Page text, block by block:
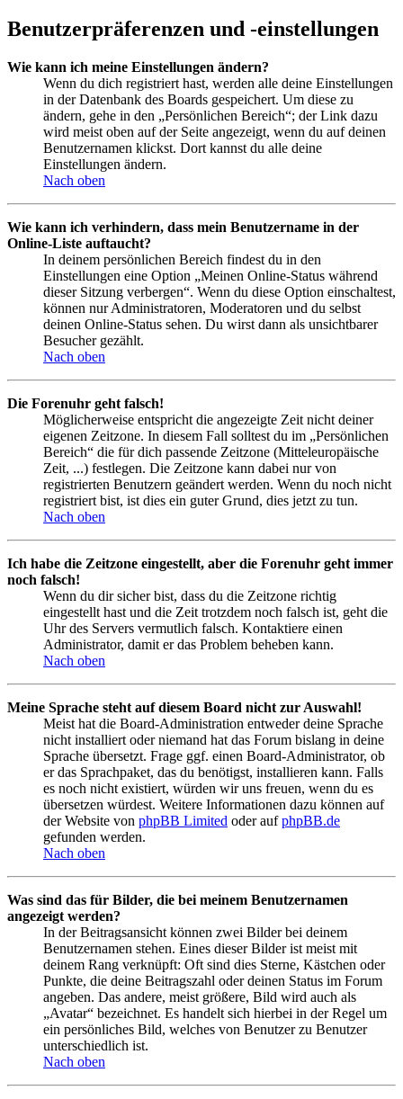
Benutzerpräferenzen und -einstellungen
Wie kann ich meine Einstellungen ändern?
Wenn du dich registriert hast, werden alle deine Einstellungen
in der Datenbank des Boards gespeichert. Um diese zu
ändern, gehe in den „Persönlichen Bereich“; der Link dazu
wird meist oben auf der Seite angezeigt, wenn du auf deinen
Benutzernamen klickst. Dort kannst du alle deine
Einstellungen ändern.
Nach oben
Wie kann ich verhindern, dass mein Benutzername in der
Online-Liste auftaucht?
In deinem persönlichen Bereich findest du in den
Einstellungen eine Option „Meinen Online-Status während
dieser Sitzung verbergen“. Wenn du diese Option einschaltest,
können nur Administratoren, Moderatoren und du selbst
deinen Online-Status sehen. Du wirst dann als unsichtbarer
Besucher gezählt.
Nach oben
Die Forenuhr geht falsch!
Möglicherweise entspricht die angezeigte Zeit nicht deiner
eigenen Zeitzone. In diesem Fall solltest du im „Persönlichen
Bereich“ die für dich passende Zeitzone (Mitteleuropäische
Zeit, ...) festlegen. Die Zeitzone kann dabei nur von
registrierten Benutzern geändert werden. Wenn du noch nicht
registriert bist, ist dies ein guter Grund, dies jetzt zu tun.
Nach oben
Ich habe die Zeitzone eingestellt, aber die Forenuhr geht immer
noch falsch!
Wenn du dir sicher bist, dass du die Zeitzone richtig
eingestellt hast und die Zeit trotzdem noch falsch ist, geht die
Uhr des Servers vermutlich falsch. Kontaktiere einen
Administrator, damit er das Problem beheben kann.
Nach oben
Meine Sprache steht auf diesem Board nicht zur Auswahl!
Meist hat die Board-Administration entweder deine Sprache
nicht installiert oder niemand hat das Forum bislang in deine
Sprache übersetzt. Frage ggf. einen Board-Administrator, ob
er das Sprachpaket, das du benötigst, installieren kann. Falls
es noch nicht existiert, würden wir uns freuen, wenn du es
übersetzen würdest. Weitere Informationen dazu können auf
der Website von phpBB Limited oder aufphpBB.de
gefunden werden.
Nach oben
Was sind das für Bilder, die bei meinem Benutzernamen
angezeigt werden?
In der Beitragsansicht können zwei Bilder bei deinem
Benutzernamen stehen. Eines dieser Bilder ist meist mit
deinem Rang verknüpft: Oft sind dies Sterne, Kästchen oder
Punkte, die deine Beitragszahl oder deinen Status im Forum
angeben. Das andere, meist größere, Bild wird auch als
„Avatar“ bezeichnet. Es handelt sich hierbei in der Regel um
ein persönliches Bild, welches von Benutzer zu Benutzer
unterschiedlich ist.
Nach oben